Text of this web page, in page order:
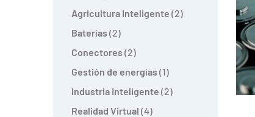
Agricultura Inteligente 2
Baterías 2
Conectores 2
Gestión de energías 1
Industria Inteligente 2
Realidad Virtual 4